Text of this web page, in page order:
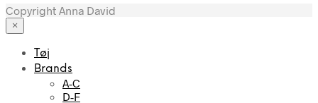
Copyright Anna David
×
Tøj
Brands
A-C
D-F